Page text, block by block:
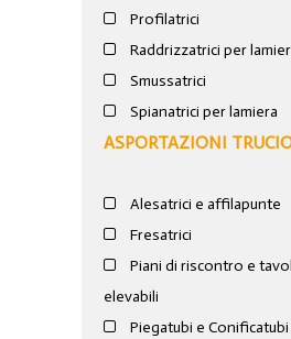
Profilatrici
Raddrizzatrici per
Smussatrici
Spianatrici per lamiera
ASPORTAZIONI
Alesatrici e affilapunte
Fresatrici
Piani di riscontro e
elevabili
Piegatubi e Conificatubi